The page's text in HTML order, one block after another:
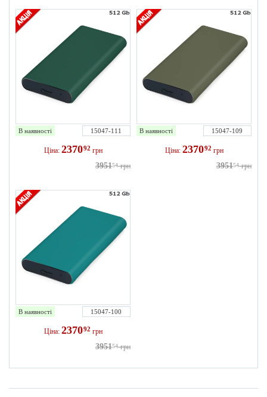
В наявності 15047-111
Ціна: 237092 грн
395154 грн
В наявності 15047-109
Ціна: 237092 грн
395154 грн
В наявності 15047-100
Ціна: 237092 грн
395154 грн